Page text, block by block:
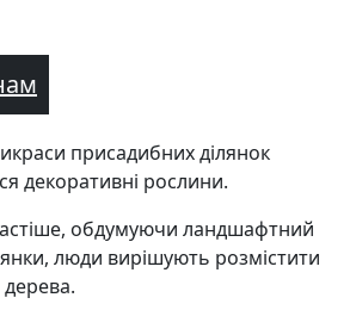
присадибних ділянок
декоративні рослини.
обдумуючи ландшафтний
люди вирішують розмістити